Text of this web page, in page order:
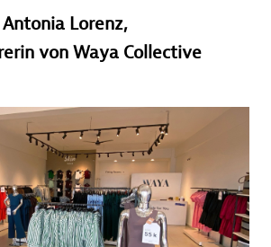
Lorenz,
von Waya Collective